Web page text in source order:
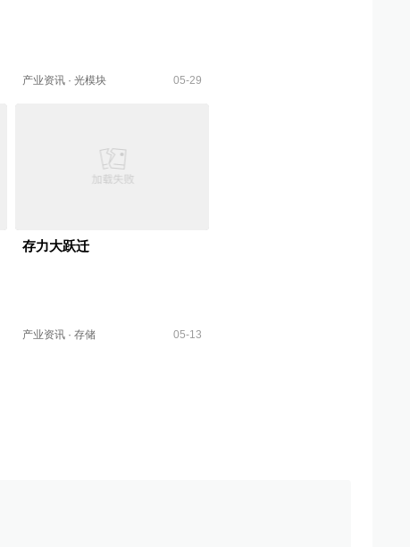
产业资讯 ·光模块 05-29
存力大跃迁
产业资讯 ·存储 05-13